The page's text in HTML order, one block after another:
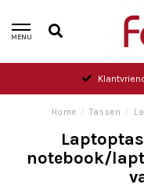
MENU
Home / Tassen /
notebook/